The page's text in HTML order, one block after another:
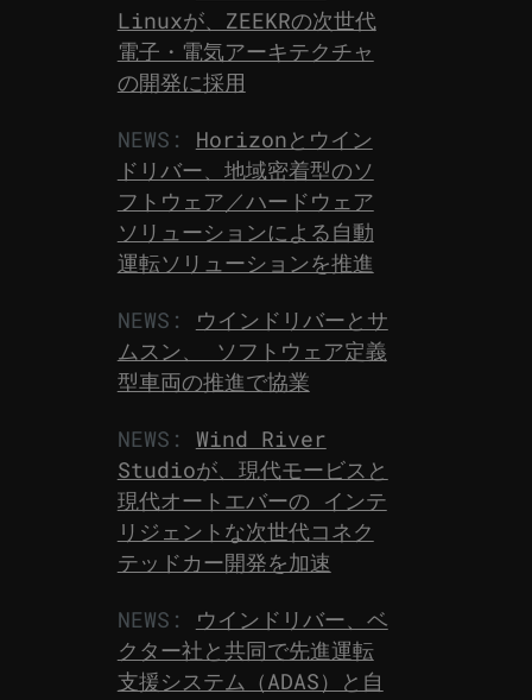
Linuxが、ZEEKRの次世代
電子・電気アーキテクチャ
の開発に採用
NEWS:
Horizonとウイン
ドリバー、地域密着型のソ
フトウェア／ハードウェア
ソリューションによる自動
運転ソリューションを推進
NEWS:
ウインドリバーとサ
ムスン、 ソフトウェア定義
型車両の推進で協業
NEWS:
Wind River
Studioが、現代モービスと
現代オートエバーの インテ
リジェントな次世代コネク
テッドカー開発を加速
NEWS:
ウインドリバー、ベ
クター社と共同で先進運転
支援システム（ADAS）と自